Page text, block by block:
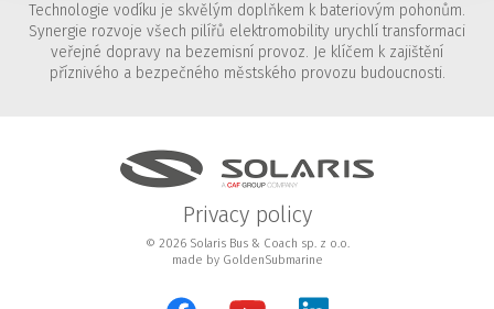
Technologie vodíku je skvělým doplňkem k bateriovým pohonům.
Synergie rozvoje všech pilířů elektromobility urychlí transformaci
veřejné dopravy na bezemisní provoz. Je klíčem k zajištění
příznivého a bezpečného městského provozu budoucnosti.
Privacy policy
© 2026 Solaris Bus & Coach sp. z o.o.
made by GoldenSubmarine